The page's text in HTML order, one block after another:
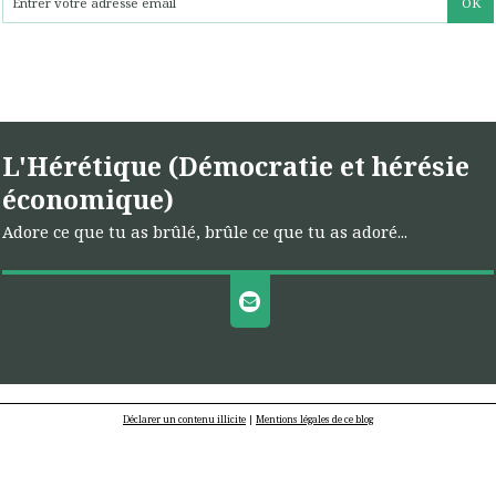
L'Hérétique (Démocratie et hérésie
économique)
Adore ce que tu as brûlé, brûle ce que tu as adoré...
Déclarer un contenu illicite | Mentions légales de ce blog